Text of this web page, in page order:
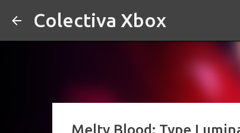
Colectiva Xbox
Melty Blood: Type